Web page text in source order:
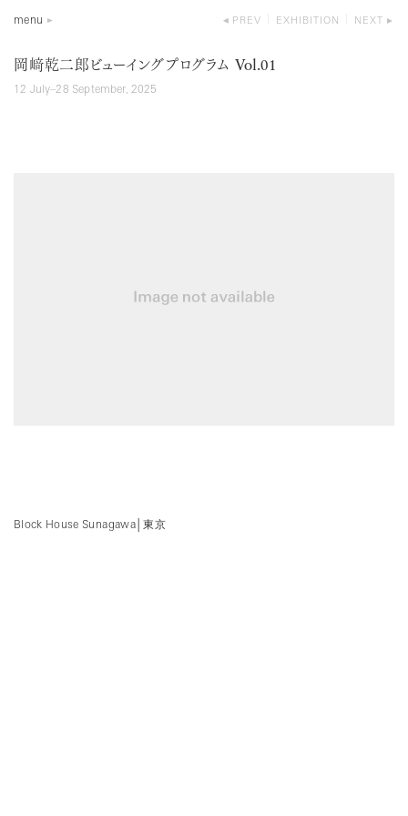
menu PREV EXHIBITION NEXT
岡﨑乾二郎ビューイングプログラム Vol.01
12 July–28 September, 2025
Block House Sunagawa│ 東京